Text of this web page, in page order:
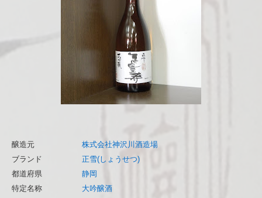
醸造元
株式会社神沢川酒造場
ブランド
正雪(しょうせつ)
都道府県
静岡
特定名称
大吟醸酒